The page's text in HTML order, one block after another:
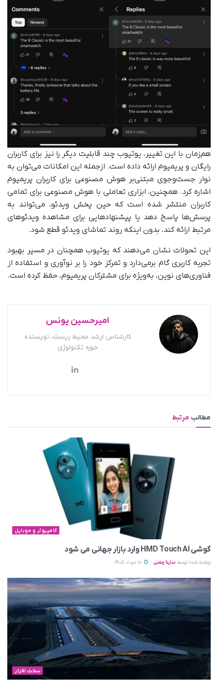
هم‌زمان با این تغییر، یوتیوب چند قابلیت دیگر را نیز برای کاربران
رایگان و پریمیوم ارائه داده است. ازجمله این امکانات می‌توان به
نوار جست‌وجوی مبتنی‌بر هوش مصنوعی برای کاربران پریمیوم
اشاره کرد. همچنین، ابزاری تعاملی با هوش مصنوعی برای تمامی
کاربران منتشر شده است که حین پخش ویدئو، می‌تواند به
پرسش‌ها پاسخ دهد یا پیشنهادهایی برای مشاهده ویدئوهای
مرتبط ارائه کند، بدون اینکه روند تماشای ویدئو قطع شود.
این تحولات نشان می‌دهند که یوتیوب همچنان در مسیر بهبود
تجربه کاربری گام برمی‌دارد و تمرکز خود را بر نوآوری و استفاده از
فناوری‌های نوین، به‌ویژه برای مشترکان پریمیوم، حفظ کرده است.
امیرحسین یونس
کارشناس ارشد محیط زیست، نویسنده
حوزه تکنولوژی
مطالب مرتبط
کامپیوتر و موبایل
گوشی HMD Touch AI وارد بازار جهانی می‌ شود
نوشته شده توسط ساینا چمنی
سخت افزار